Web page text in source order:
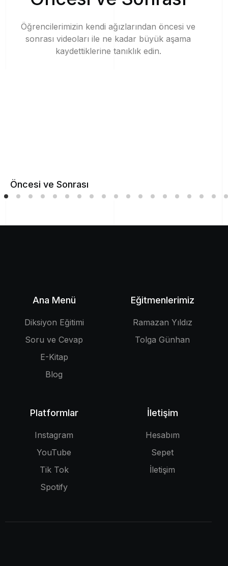
Öğrencilerimizin kendi ağızlarından öncesi ve
sonrası videoları ile ne kadar büyük aşama
kaydettiklerine tanıklık edin.
Öncesi ve Sonrası
Ana Menü
Diksiyon Eğitimi
Soru ve Cevap
E-Kitap
Blog
Eğitmenlerimiz
Ramazan Yıldız
Tolga Günhan
Platformlar
Instagram
YouTube
Tik Tok
Spotify
İletişim
Hesabım
Sepet
İletişim